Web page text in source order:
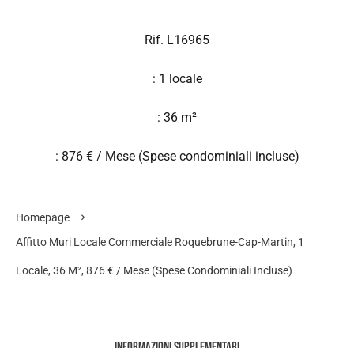
Rif. L16965
: 1 locale
: 36 m²
: 876 € / Mese (Spese condominiali incluse)
Homepage
Affitto Muri Locale Commerciale Roquebrune-Cap-Martin, 1
Locale, 36 M², 876 € / Mese (Spese Condominiali Incluse)